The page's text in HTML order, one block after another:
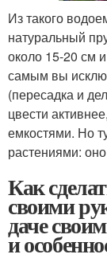
Из такого
натуральный
около 15-20 см
самым вы
(пересадка и
цвести
емкостями. Но
растениями:
Как
своими
даче
и